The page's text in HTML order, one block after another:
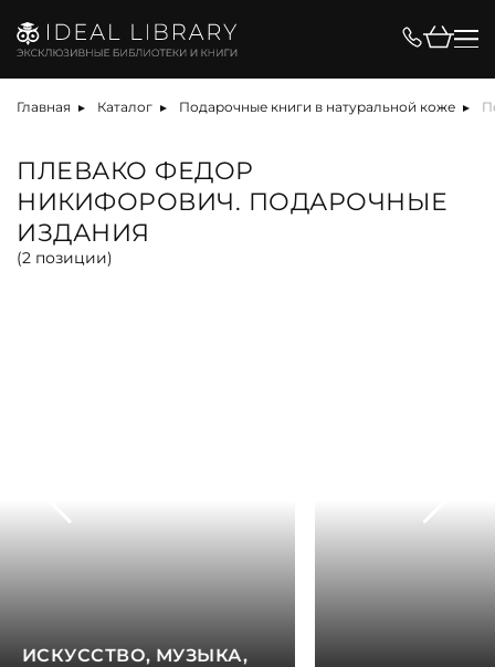
Главная Каталог Подарочные книги в натуральной коже
ПЛЕВАКО ФЕДОР
НИКИФОРОВИЧ. ПОДАРОЧНЫЕ
ИЗДАНИЯ
(2 позиции)
ИСКУССТВО, МУЗЫКА,
Цена, ₽
Вид